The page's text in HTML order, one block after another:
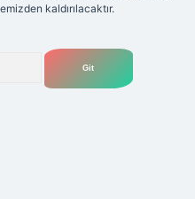
kaldırılacaktır.